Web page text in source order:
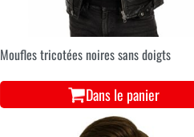
Moufles tricotées noires sans doigts
Dans le panier